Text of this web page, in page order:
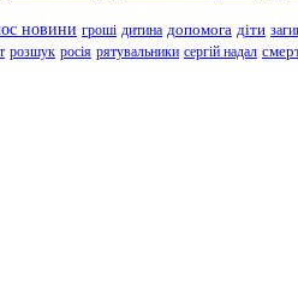
новини гроші дитина допомога діти
розшук росія рятувальники сергій надал